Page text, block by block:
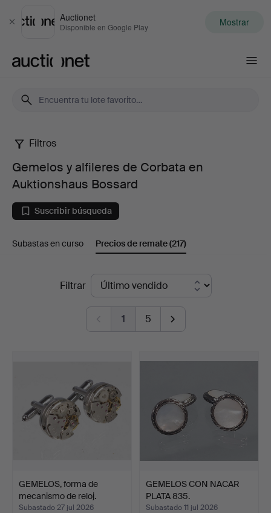
Cerrar
Auctionet
Disponible en Google Play Mostrar
Gemelos
alfileres
de
Auktionshaus
Filtros
Gemelos y alfileres de Corbata en
Auktionshaus Bossard
Suscribir búsqueda
Subastas en curso Precios de remate(217)
Filtrar
1 5
GEMELOS, forma de
mecanismo de reloj.
Subastado 27 jul 2026
GEMELOS CON NACAR
PLATA 835.
Subastado 11 jul 2026